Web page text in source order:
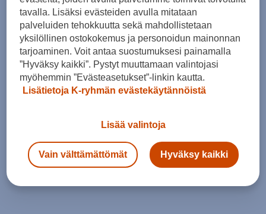
tavalla. Lisäksi evästeiden avulla mitataan
palveluiden tehokkuutta sekä mahdollistetaan
yksilöllinen ostokokemus ja personoidun mainonnan
tarjoaminen. Voit antaa suostumuksesi painamalla
”Hyväksy kaikki”. Pystyt muuttamaan valintojasi
myöhemmin ”Evästeasetukset”-linkin kautta.
Lisätietoja K-ryhmän evästekäytännöistä
Lisää valintoja
Vain välttämättömät Hyväksy kaikki